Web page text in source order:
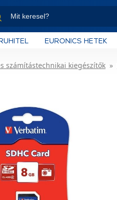
EURONICS HETEK
számítástechnikai kiegészítők